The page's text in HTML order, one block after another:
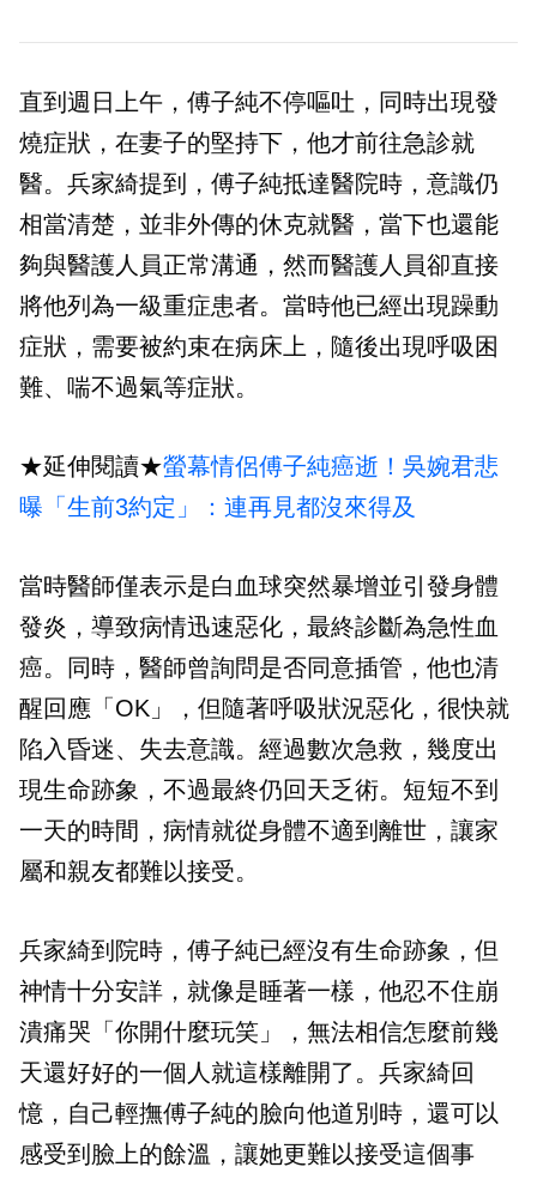
直到週日上午，傅子純不停嘔吐，同時出現發
燒症狀，在妻子的堅持下，他才前往急診就
醫。兵家綺提到，傅子純抵達醫院時，意識仍
相當清楚，並非外傳的休克就醫，當下也還能
夠與醫護人員正常溝通，然而醫護人員卻直接
將他列為一級重症患者。當時他已經出現躁動
症狀，需要被約束在病床上，隨後出現呼吸困
難、喘不過氣等症狀。
★延伸閱讀★螢幕情侶傅子純癌逝！吳婉君悲
曝「生前3約定」：連再見都沒來得及
當時醫師僅表示是白血球突然暴增並引發身體
發炎，導致病情迅速惡化，最終診斷為急性血
癌。同時，醫師曾詢問是否同意插管，他也清
醒回應「OK」，但隨著呼吸狀況惡化，很快就
陷入昏迷、失去意識。經過數次急救，幾度出
現生命跡象，不過最終仍回天乏術。短短不到
一天的時間，病情就從身體不適到離世，讓家
屬和親友都難以接受。
兵家綺到院時，傅子純已經沒有生命跡象，但
神情十分安詳，就像是睡著一樣，他忍不住崩
潰痛哭「你開什麼玩笑」，無法相信怎麼前幾
天還好好的一個人就這樣離開了。兵家綺回
憶，自己輕撫傅子純的臉向他道別時，還可以
感受到臉上的餘溫，讓她更難以接受這個事